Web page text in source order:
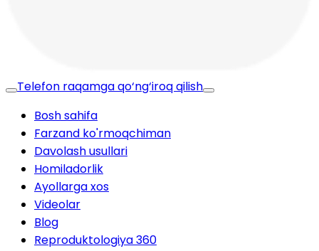
Telefon raqamga qo‘ng‘iroq qilish
Bosh sahifa
Farzand ko'rmoqchiman
Davolash usullari
Homiladorlik
Ayollarga xos
Videolar
Blog
Reproduktologiya 360